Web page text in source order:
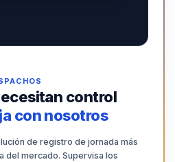
control
con nosotros
de registro de jornada más
del mercado. Supervisa los